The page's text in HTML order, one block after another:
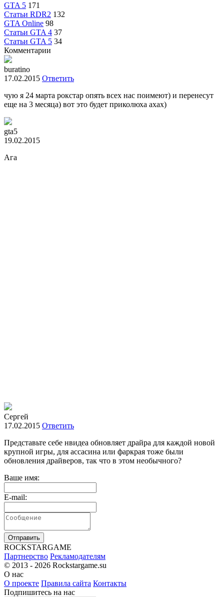
GTA 5 171
Статьи RDR2 132
GTA Online 98
Статьи GTA 4 37
Статьи GTA 5 34
Комментарии
buratino
17.02.2015 Ответить
чую я 24 марта рокстар опять всех нас поимеют) и перенесут
еще на 3 месяца) вот это будет приколюха ахах)
gta5
19.02.2015
Ага
Сергей
17.02.2015 Ответить
Представьте себе нвидеа обновляет драйра для каждой новой
крупной игры, для ассасина или фаркрая тоже были
обновления драйверов, так что в этом необычного?
Ваше имя:
E-mail:
Отправить
ROCKSTARGAME
Партнерство Рекламодателям
© 2013 - 2026 Rockstargame.su
О нас
О проекте Правила сайта Контакты
Подпишитесь на нас